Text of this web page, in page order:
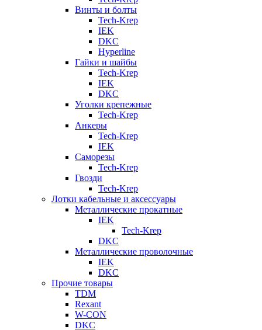
Винты и болты
Tech-Krep
IEK
DKC
Hyperline
Гайки и шайбы
Tech-Krep
IEK
DKC
Уголки крепежные
Tech-Krep
Анкеры
Tech-Krep
IEK
Саморезы
Tech-Krep
Гвозди
Tech-Krep
Лотки кабельные и аксессуары
Металлические прокатные
IEK
Tech-Krep
DKC
Металлические проволочные
IEK
DKC
Прочие товары
TDM
Rexant
W-CON
DKC